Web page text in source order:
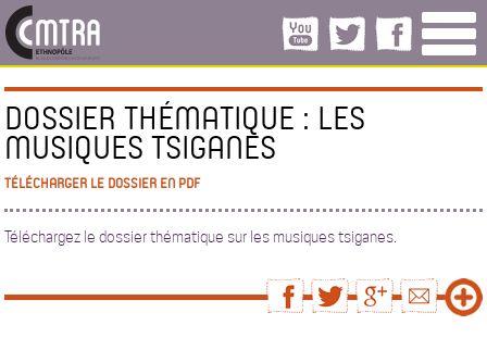
DOSSIER THÉMATIQUE : LES
MUSIQUES TSIGANES
TÉLÉCHARGER LE DOSSIER EN PDF
Téléchargez le dossier thématique sur les musiques tsiganes.